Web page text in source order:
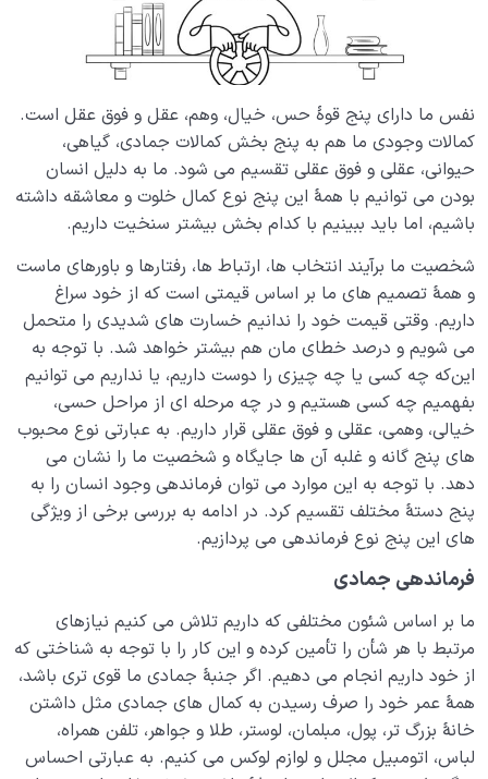
نفس ما دارای پنج قوۀ حس، خیال، وهم، عقل و فوق عقل است.
کمالات وجودی ما هم به پنج بخش کمالات جمادی، گیاهی،
حیوانی، عقلی و فوق عقلی تقسیم می‌ شود. ما به دلیل انسان
بودن می‌ توانیم با همۀ این پنج نوع کمال خلوت و معاشقه داشته
باشیم، اما باید ببینیم با کدام‌ بخش بیشتر سنخیت داریم.
شخصیت ما برآیند انتخاب‌ ها، ارتباط‌ ها، رفتارها و باورهای ماست
و همۀ تصمیم‌ های ‌ما بر اساس قیمتی است که از خود سراغ
داریم. وقتی قیمت خود را ندانیم خسارت‌ های شدیدی را متحمل
می‌ شویم و درصد خطای‌‌ مان هم بیشتر خواهد شد. با توجه به
این‌که چه کسی یا چه چیزی را دوست داریم، یا نداریم می‌ توانیم
بفهمیم چه ‌کسی هستیم و در چه مرحله‌ ای از مراحل حسی،
خیالی، وهمی، عقلی و فوق عقلی قرار داریم. به عبارتی نوع محبوب
های پنج‌ گانه و غلبه آن‌ ها جایگاه و شخصیت ما را نشان می‌
دهد. با توجه به این موارد می‌ توان فرماندهی وجود انسان را به
پنج دستۀ مختلف تقسیم کرد. در ادامه به بررسی برخی از ویژگی‌
های این پنج نوع فرماندهی می‌ پردازیم.
فرماندهی جمادی
ما بر اساس شئون مختلفی که داریم تلاش می‌ کنیم نیازهای
مرتبط با هر شأن را تأمین کرده و این کار را با توجه به شناختی که
از خود داریم انجام می‌ دهیم. اگر جنبۀ جمادی ما قوی‌ تری باشد،
همۀ عمر خود را صرف رسیدن به کمال‌ های جمادی مثل داشتن
خانۀ بزرگ‌ تر، پول، مبلمان، لوستر، طلا و جواهر، تلفن همراه،
لباس، اتومبیل مجلل و لوازم لوکس می‌ کنیم. به عبارتی احساس